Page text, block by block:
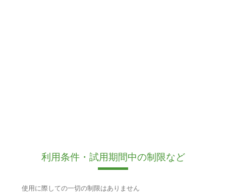
利用条件・試用期間中の制限など
使用に際しての一切の制限はありません